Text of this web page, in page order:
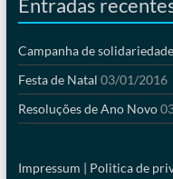
Entradas
Campanha de solidariedade
Festa de Natal 03/01/2016
Resoluções de Ano Novo
Impressum | Politica de